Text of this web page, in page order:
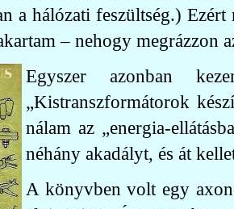
a hálózati feszültség.) Ezért
– nehogy megrázzon
Egyszer azonban
„Kistranszformátorok
nálam az „energia-
néhány akadályt, és át
A könyvben volt egy